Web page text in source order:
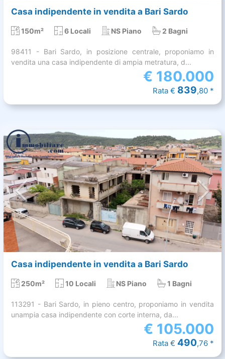
Casa indipendente in vendita a Bari Sardo
150m² 6 Locali NS Piano 2 Bagni
98411 - Bari Sardo, in posizione centrale, proponiamo in
vendita una casa indipendente di ampia metratura, d...
€ 180.000
Rata € 839,80 *
Casa indipendente in vendita a Bari Sardo
250m² 10 Locali NS Piano 1 Bagni
113291 - Bari Sardo, in pieno centro, proponiamo in vendita
unampia casa indipendente con corte interna, da...
€ 105.000
Rata € 490,76 *